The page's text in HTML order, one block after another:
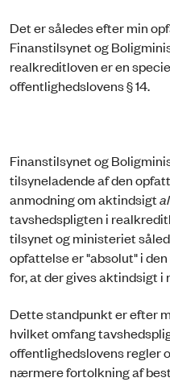
Det er således efter min
Finanstilsynet og
realkreditloven er en
offentlighedslovens § 14.
Finanstilsynet og
tilsyneladende af den
anmodning om aktindsigt
tavshedspligten i
tilsynet og ministeriet
opfattelse er "absolut" i
for, at der gives aktindsigt i
Dette standpunkt er efter
hvilket omfang
offentlighedslovens regler
nærmere fortolkning af